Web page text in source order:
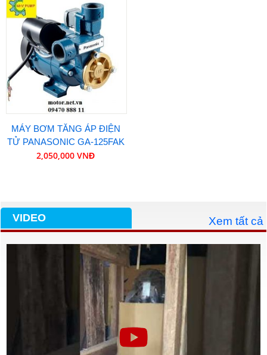
MÁY BƠM TĂNG ÁP ĐIỆN
TỬ PANASONIC GA-125FAK
2,050,000 VNĐ
VIDEO Xem tất cả